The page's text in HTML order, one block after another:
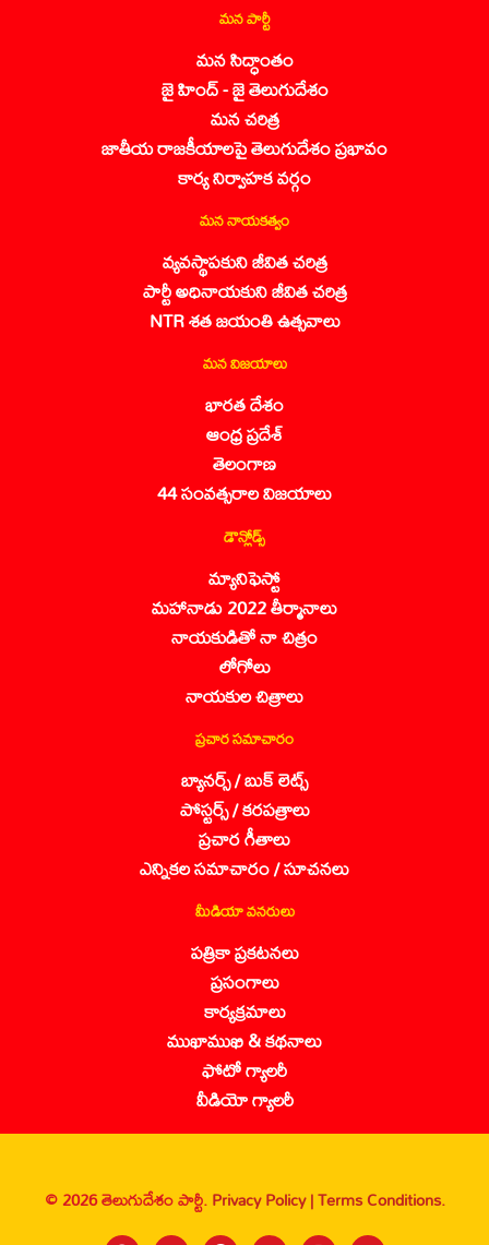
మన పార్టీ
మన సిద్ధాంతం
జై హింద్ - జై తెలుగుదేశం
మన చరిత్ర
జాతీయ రాజకీయాలపై తెలుగుదేశం ప్రభావం
కార్య నిర్వాహక వర్గం
మన నాయకత్వం
వ్యవస్థాపకుని జీవిత చరిత్ర
పార్టీ అధినాయకుని జీవిత చరిత్ర
NTR శత జయంతి ఉత్సవాలు
మన విజయాలు
భారత దేశం
ఆంధ్ర ప్రదేశ్
తెలంగాణ
44 సంవత్సరాల విజయాలు
డౌన్లోడ్స్
మ్యానిఫెస్టో
మహానాడు 2022 తీర్మానాలు
నాయకుడితో నా చిత్రం
లోగోలు
నాయకుల చిత్రాలు
ప్రచార సమాచారం
బ్యానర్స్ / బుక్ లెట్స్
పోస్టర్స్ / కరపత్రాలు
ప్రచార గీతాలు
ఎన్నికల సమాచారం / సూచనలు
మీడియా వనరులు
పత్రికా ప్రకటనలు
ప్రసంగాలు
కార్యక్రమాలు
ముఖాముఖి & కథనాలు
ఫోటో గ్యాలరీ
వీడియో గ్యాలరీ
© 2026 తెలుగుదేశం పార్టీ.Privacy Policy |Terms Conditions.